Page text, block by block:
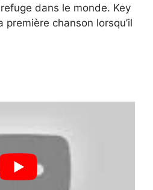
dans le monde. Key
première chanson lorsqu’il